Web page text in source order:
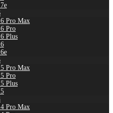
Pro Max
Pro
Plus
Pro Max
Pro
Plus
Pro Max